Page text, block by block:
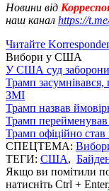
Новини від
наш канал https://
Читайте
Вибори у США
У США суд
Трамп
ЗМІ
Трамп назвав
Трамп
Трамп офіційно
СПЕЦТЕМА:
ТЕГИ: США,
Якщо ви помітили
натисніть Ctrl +